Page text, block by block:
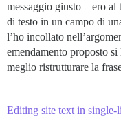
messaggio giusto – ero
di testo in un campo di
l’ho incollato
emendamento proposto
meglio ristrutturare la
Editing site text in